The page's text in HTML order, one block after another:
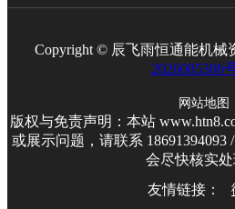
Copyright © 辰飞雨恒通能机械
2026005306
网站地图
版权与免责声明：本站
或展示问题，请联系 18691394093
会尽快核实处
友情链接：